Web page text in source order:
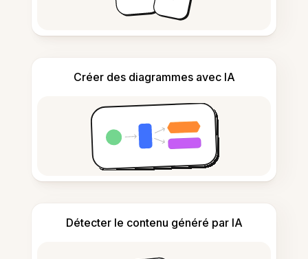
Créer des diagrammes avec IA
Détecter le contenu généré par IA